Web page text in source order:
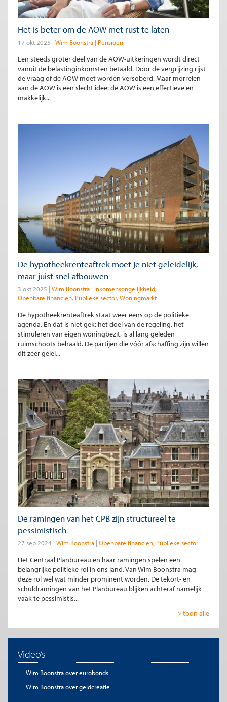
Het is beter om de AOW met rust te laten
17 okt 2025 Wim Boonstra Pensioen
Een steeds groter deel van de AOW-uitkeringen wordt direct
vanuit de belastinginkomsten betaald. Door de vergrijzing rijst
de vraag of de AOW moet worden versoberd. Maar morrelen
aan de AOW is een slecht idee: de AOW is een effectieve en
makkelijk...
De hypotheekrenteaftrek moet je niet geleidelijk,
maar juist snel afbouwen
3 okt 2025 Wim Boonstra
Inkomensongelijkheid
Openbare financiën Publieke sector Woningmarkt
De hypotheekrenteaftrek staat weer eens op de politieke
agenda. En dat is niet gek: het doel van de regeling, het
stimuleren van eigen woningbezit, is al lang geleden
ruimschoots behaald. De partijen die vóór afschaffing zijn willen
dit zeer gelei...
De ramingen van het CPB zijn structureel te
pessimistisch
27 sep 2024 Wim Boonstra Openbare financiën Publieke sector
Het Centraal Planbureau en haar ramingen spelen een
belangrijke politieke rol in ons land. Van Wim Boonstra mag
deze rol wel wat minder prominent worden. De tekort- en
schuldramingen van het Planbureau blijken achteraf namelijk
vaak te pessimistis...
> toon alle
Video’s
Wim Boonstra over eurobonds
Wim Boonstra over geldcreatie